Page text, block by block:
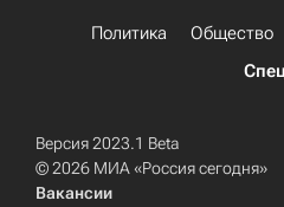
Политика Общество
Версия 2023.1 Beta
© 2026 МИА «Россия сегодня»
Вакансии